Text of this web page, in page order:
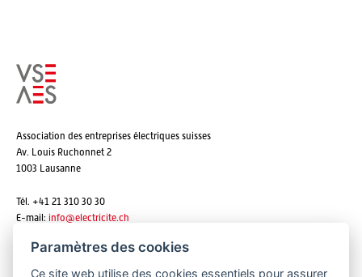
Association des entreprises électriques suisses
Av. Louis Ruchonnet 2
1003 Lausanne
Tél. +41 21 310 30 30
E-mail: info@electricite.ch
Paramètres des cookies
Ce site web utilise des cookies essentiels pour assurer